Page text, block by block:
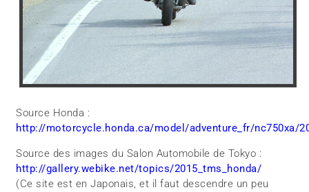
Source Honda :
http://motorcycle.honda.ca/model/adventure_fr/nc750xa/
Source des images du Salon Automobile de Tokyo :
http://gallery.webike.net/topics/2015_tms_honda/
(Ce site est en Japonais, et il faut descendre un peu